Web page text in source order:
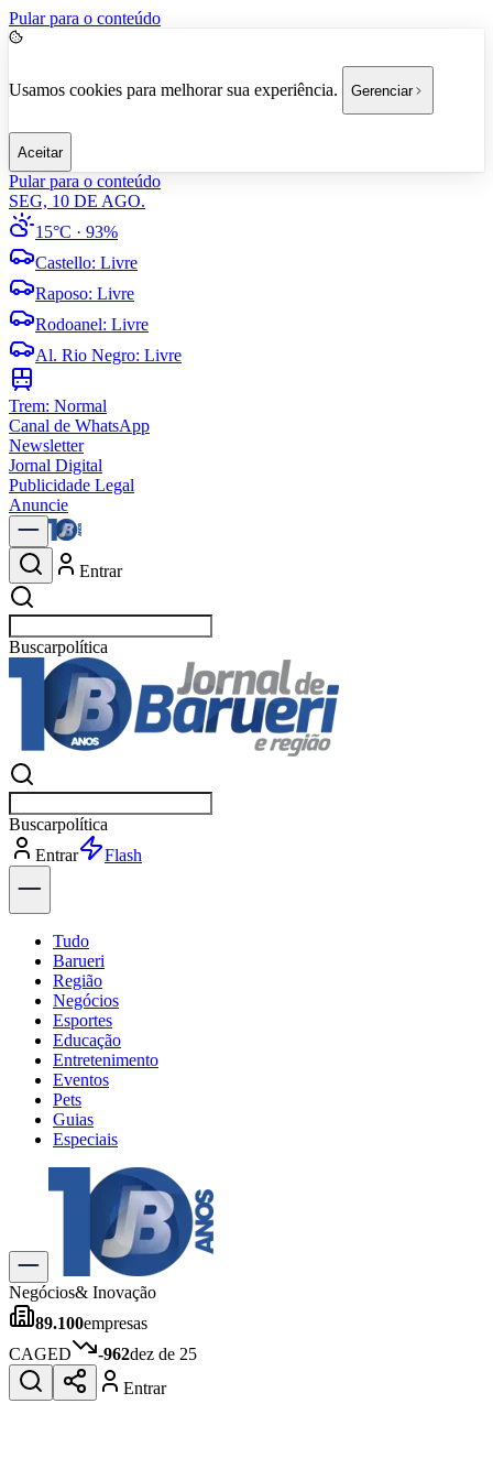
Pular para o conteúdo
Usamos cookies para melhorar sua experiência. Gerenciar
Aceitar
Pular para o conteúdo
SEG, 10 DE AGO.
15°C · 93%
Castello: Livre
Raposo: Livre
Rodoanel: Livre
Al. Rio Negro: Livre
Trem: Normal
Canal de WhatsApp
Newsletter
Jornal Digital
Publicidade Legal
Anuncie
Entrar
Buscarnotícias e
Buscarnotícias e
Entrar
Explorar
Tudo
Barueri
Região
Negócios
Esportes
Educação
Entretenimento
Eventos
Pets
Guias
Especiais
Explore Tudo
Últimas Notícias
Previsão do Tempo
Trânsito e Rotas
Dia a Dia & Lazer
Gastronomia
Cinema & Shows
JogosNovo
Negócios& Inovação
89.100empresas
CAGED
-962dez de 25
Entrar